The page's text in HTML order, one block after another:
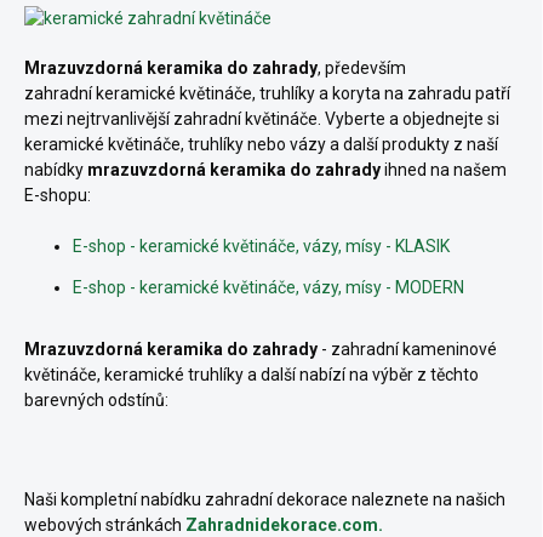
Mrazuvzdorná keramika do zahrady, především
zahradní keramické květináče, truhlíky a koryta na zahradu patří
mezi nejtrvanlivější zahradní květináče. Vyberte a objednejte si
keramické květináče, truhlíky nebo vázy a další produkty z naší
nabídky mrazuvzdorná keramika do zahradyihned na našem
E-shopu:
E-shop - keramické květináče, vázy, mísy - KLASIK
E-shop - keramické květináče, vázy, mísy - MODERN
Mrazuvzdorná keramika do zahrady - zahradní kameninové
květináče, keramické truhlíky a další nabízí na výběr z těchto
barevných odstínů:
Naši kompletní nabídku zahradní dekorace naleznete na našich
webových stránkách Zahradnidekorace.com.